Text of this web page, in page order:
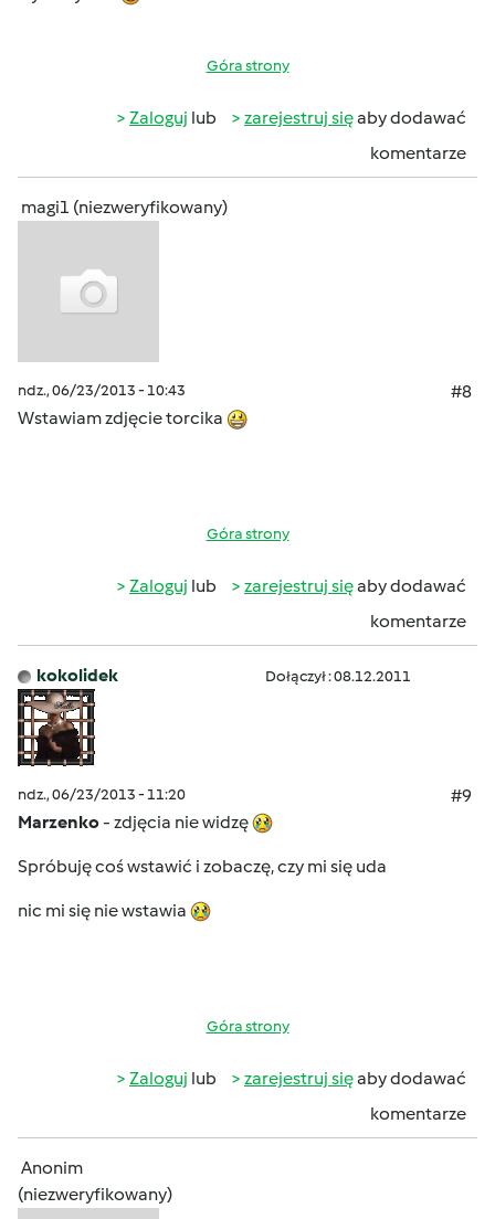
Góra strony
Zaloguj lub zarejestruj sięaby dodawać
komentarze
magi1 (niezweryfikowany)
ndz., 06/23/2013 - 10:43
#8
Wstawiam zdjęcie torcika
Góra strony
Zaloguj lub zarejestruj sięaby dodawać
komentarze
kokolidek Dołączył : 08.12.2011
ndz., 06/23/2013 - 11:20
#9
Marzenko- zdjęcia nie widzę
Spróbuję coś wstawić i zobaczę, czy mi się uda
nic mi się nie wstawia
Góra strony
Zaloguj lub zarejestruj sięaby dodawać
komentarze
Anonim
(niezweryfikowany)